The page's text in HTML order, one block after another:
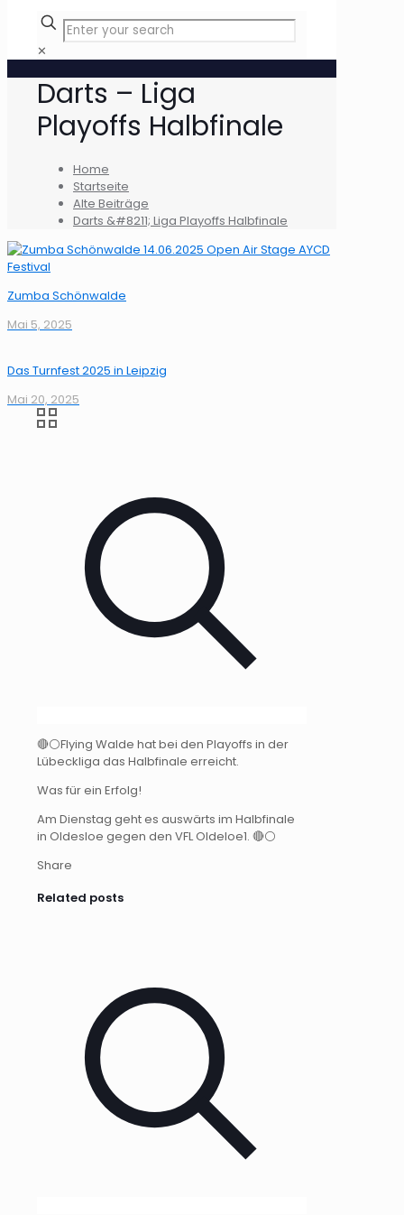
✕
Darts – Liga
Playoffs Halbfinale
Home
Startseite
Alte Beiträge
Darts &#8211; Liga Playoffs Halbfinale
Zumba Schönwalde
Mai 5, 2025
Das Turnfest 2025 in Leipzig
Mai 20, 2025
🔴⚪️Flying Walde hat bei den Playoffs in der
Lübeckliga das Halbfinale erreicht.
Was für ein Erfolg!
Am Dienstag geht es auswärts im Halbfinale
in Oldesloe gegen den VFL Oldeloe1. 🔴⚪️
Share
Related posts